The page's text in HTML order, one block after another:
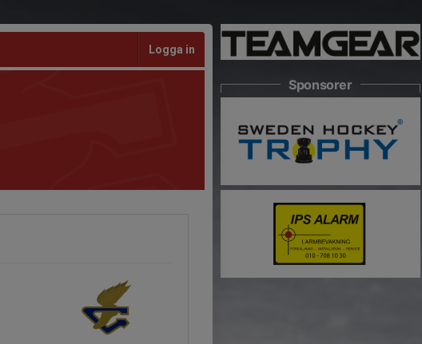
Logga in
Sponsorer